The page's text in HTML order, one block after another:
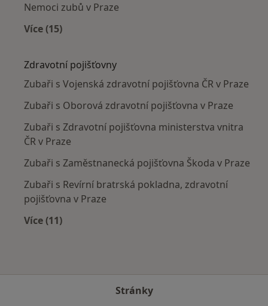
Nemoci zubů v Praze
Více (15)
Zdravotní pojišťovny
Zubaři s Vojenská zdravotní pojišťovna ČR v Praze
Zubaři s Oborová zdravotní pojišťovna v Praze
Zubaři s Zdravotní pojišťovna ministerstva vnitra
ČR v Praze
Zubaři s Zaměstnanecká pojišťovna Škoda v Praze
Zubaři s Revírní bratrská pokladna, zdravotní
pojišťovna v Praze
Více (11)
Stránky